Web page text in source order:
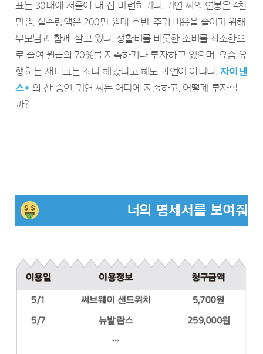
표는 30대에 서울에 내 집 마련하기다. 기연 씨의 연봉은 4천
만원, 실수령액은 200만 원대 후반. 주거 비용을 줄이기 위해
부모님과 함께 살고 있다. 생활비를 비롯한 소비를 최소한으
로 줄여 월급의 70%를 저축하거나 투자하고 있으며, 요즘 유
행하는 재테크는 죄다 해봤다고 해도 과언이 아니다. 자이낸
스* 의 산 증인, 기연 씨는 어디에 지출하고, 어떻게 투자할
까?
너의 명세서를 보여줘